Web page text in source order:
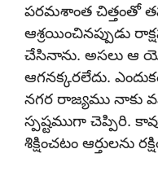
పరమశాంత చిత్తంతో
ఆశ్రయించినప్పుడు
చేసినాను. అసలు ఆ
ఆగనక్కరలేదు.
నగర రాజ్యము నాకు
స్పష్టముగా చెప్పిరి.
శిక్షించటం ఆర్తులను